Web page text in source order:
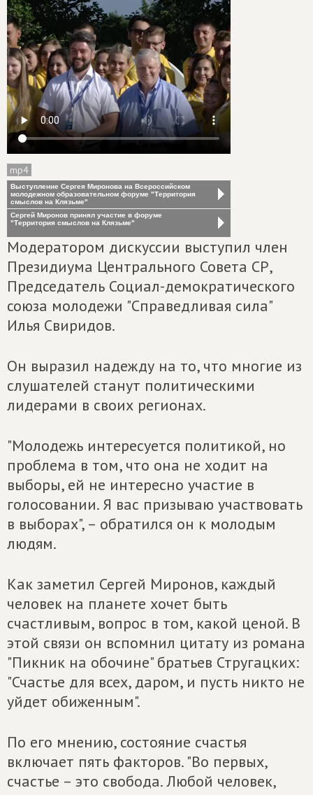
mp4
Выступление Сергея Миронова на Всероссийском
молодежном образовательном форуме "Территория
смыслов на Клязьме"
Сергей Миронов принял участие в форуме
"Территория смыслов на Клязьме"
Модератором дискуссии выступил член
Президиума Центрального Совета СР,
Председатель Социал-демократического
союза молодежи "Справедливая сила"
Илья Свиридов.
Он выразил надежду на то, что многие из
слушателей станут политическими
лидерами в своих регионах.
"Молодежь интересуется политикой, но
проблема в том, что она не ходит на
выборы, ей не интересно участие в
голосовании. Я вас призываю участвовать
в выборах", – обратился он к молодым
людям.
Как заметил Сергей Миронов, каждый
человек на планете хочет быть
счастливым, вопрос в том, какой ценой. В
этой связи он вспомнил цитату из романа
"Пикник на обочине" братьев Стругацких:
"Счастье для всех, даром, и пусть никто не
уйдет обиженным".
По его мнению, состояние счастья
включает пять факторов. "Во первых,
счастье – это свобода. Любой человек,